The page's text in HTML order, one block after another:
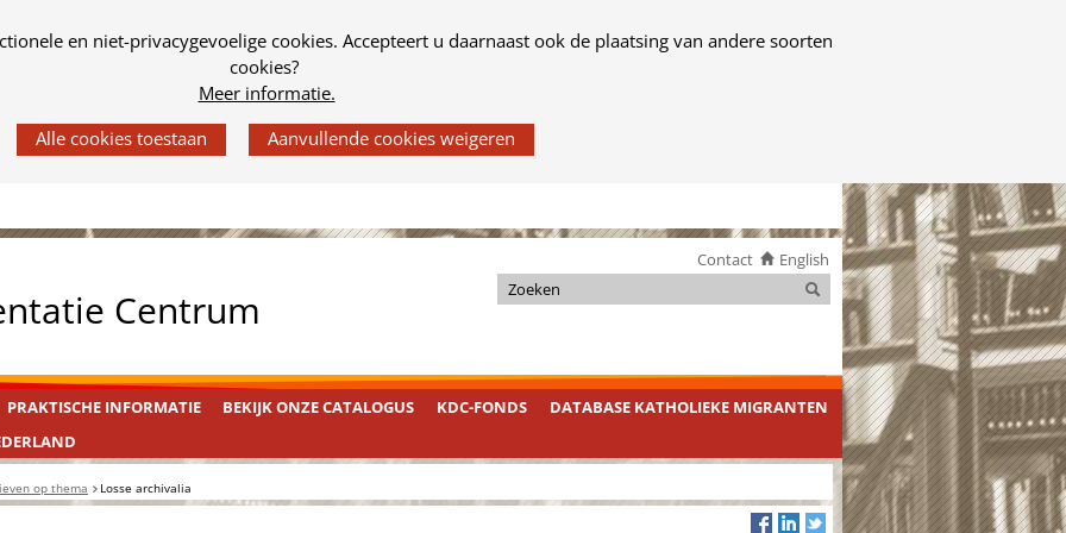
en niet-privacygevoelige cookies. Accepteert u daarnaast ook de plaatsing van andere soorten
cookies?
Meer informatie.
Centrum
Contact English
k
i
d
e
Zoeken
Zoeken
PRAKTISCHE INFORMATIE BEKIJK ONZE CATALOGUS KDC-FONDS
DATABASE KATHOLIEKE MIGRANTEN
op thema Losse archivalia